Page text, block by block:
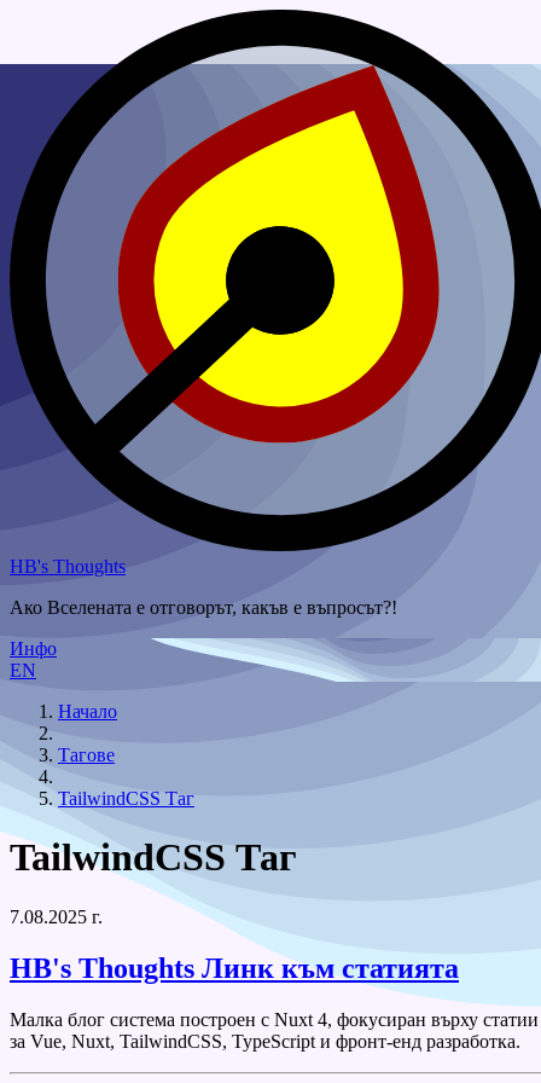
HB's Thoughts
Ако Вселената е отговорът, какъв е въпросът?!
Инфо
EN
Начало
Тагове
TailwindCSS Таг
TailwindCSS Таг
7.08.2025 г.
HB's Thoughts Линк към статията
Малка блог система построен с Nuxt 4, фокусиран върху статии
за Vue, Nuxt, TailwindCSS, TypeScript и фронт-енд разработка.